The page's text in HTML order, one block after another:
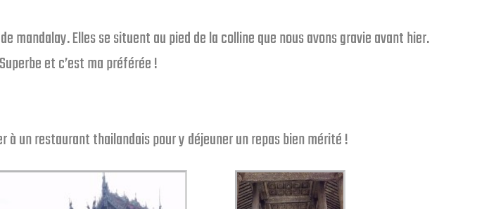
mandalay. Elles se situent au pied de la colline que nous avons gravie avant hier.
et c’est ma préférée !
à un restaurant thailandais pour y déjeuner un repas bien mérité !